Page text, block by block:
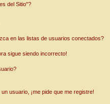
del Sitio"?
en las listas de usuarios conectados?
sigue siendo incorrecto!
usuario, ¡me pide que me registre!